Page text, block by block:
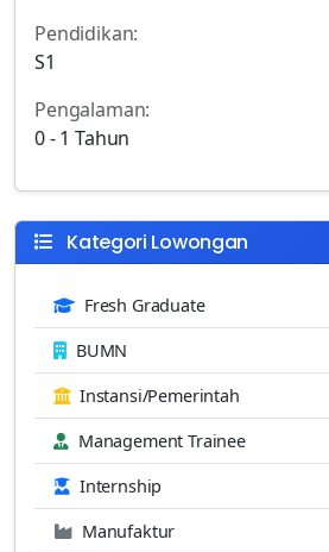
Pendidikan:
S1
Pengalaman:
0 - 1 Tahun
Kategori Lowongan
Fresh Graduate
BUMN
Instansi/Pemerintah
Management Trainee
Internship
Manufaktur